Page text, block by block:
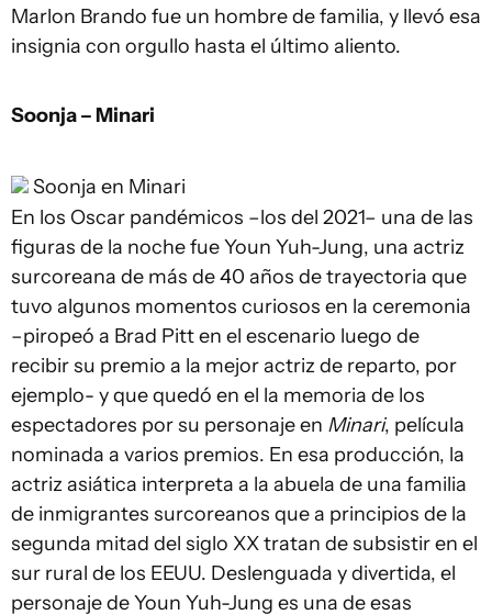
Marlon Brando fue un hombre de familia, y llevó esa
insignia con orgullo hasta el último aliento.
Soonja – Minari
Soonja en Minari
En los Oscar pandémicos –los del 2021– una de las
figuras de la noche fue Youn Yuh-Jung, una actriz
surcoreana de más de 40 años de trayectoria que
tuvo algunos momentos curiosos en la ceremonia
–piropeó a Brad Pitt en el escenario luego de
recibir su premio a la mejor actriz de reparto, por
ejemplo- y que quedó en el la memoria de los
espectadores por su personaje en Minari, película
nominada a varios premios. En esa producción, la
actriz asiática interpreta a la abuela de una familia
de inmigrantes surcoreanos que a principios de la
segunda mitad del siglo XX tratan de subsistir en el
sur rural de los EEUU. Deslenguada y divertida, el
personaje de Youn Yuh-Jung es una de esas